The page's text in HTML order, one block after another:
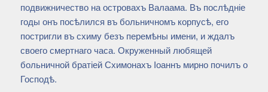
подвижничество на островахъ Валаама. Въ послѣдніе
годы онъ посѣлился въ больничномъ корпусѣ, его
постригли въ схиму безъ перемѣны имени, и ждалъ
своего смертнаго часа. Окруженный любящей
больничной братіей Схимонахъ Іоаннъ мирно почилъ о
Господѣ.